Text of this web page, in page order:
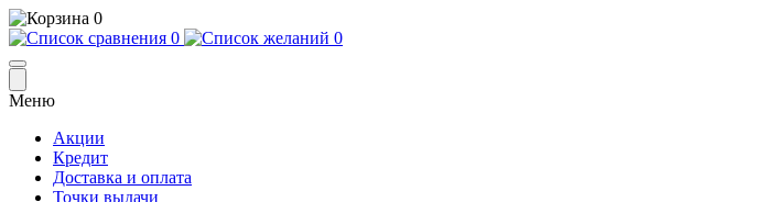
0
0
0
Меню
Акции
Кредит
Доставка и оплата
Точки выдачи